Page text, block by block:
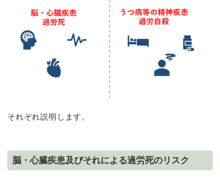
それぞれ説明します。
脳・心臓疾患及びそれによる過労死のリスク